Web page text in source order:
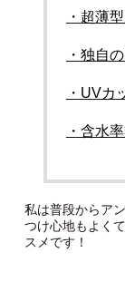
・超薄
・独自
・UVカ
・含水
私は普段からア
つけ心地もよく
スメです！